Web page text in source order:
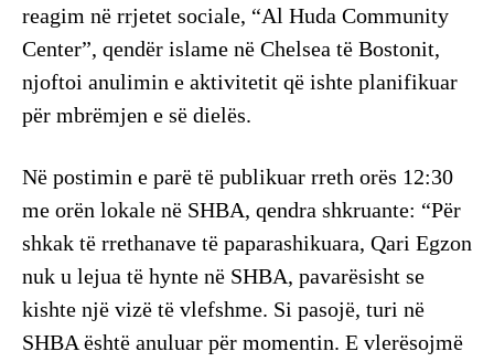
reagim në rrjetet sociale, “Al Huda Community
Center”, qendër islame në Chelsea të Bostonit,
njoftoi anulimin e aktivitetit që ishte planifikuar
për mbrëmjen e së dielës.
Në postimin e parë të publikuar rreth orës 12:30
me orën lokale në SHBA, qendra shkruante: “Për
shkak të rrethanave të paparashikuara, Qari Egzon
nuk u lejua të hynte në SHBA, pavarësisht se
kishte një vizë të vlefshme. Si pasojë, turi në
SHBA është anuluar për momentin. E vlerësojmë